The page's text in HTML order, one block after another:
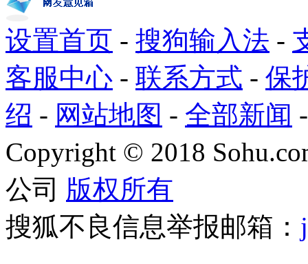
设置首页 - 搜狗输入法 -
客服中心 - 联系方式 - 保
绍 - 网站地图 - 全部新闻
Copyright © 2018
公司 版权所有
搜狐不良信息举报邮箱：